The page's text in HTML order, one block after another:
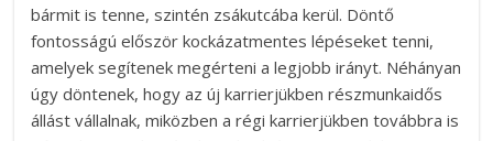
bármit is tenne, szintén zsákutcába kerül. Döntő
fontosságú először kockázatmentes lépéseket tenni,
amelyek segítenek megérteni a legjobb irányt. Néhányan
úgy döntenek, hogy az új karrierjükben részmunkaidős
állást vállalnak, miközben a régi karrierjükben továbbra is